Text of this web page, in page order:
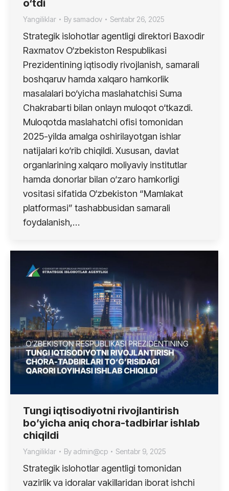
o‘tdi
Yangiliklar By samadov Sentabr 26, 2025
Strategik islohotlar agentligi direktori Baxodir
Raxmatov O‘zbekiston Respublikasi
Prezidentining iqtisodiy rivojlanish, samarali
boshqaruv hamda xalqaro hamkorlik
masalalari bo‘yicha maslahatchisi Suma
Chakrabarti bilan onlayn muloqot o‘tkazdi.
Muloqotda maslahatchi ofisi tomonidan
2025-yilda amalga oshirilayotgan ishlar
natijalari ko‘rib chiqildi. Xususan, davlat
organlarining xalqaro moliyaviy institutlar
hamda donorlar bilan o‘zaro hamkorligi
vositasi sifatida O‘zbekiston “Mamlakat
platformasi” tashabbusidan samarali
foydalanish,…
Tungi iqtisodiyotni rivojlantirish
bo’yicha aniq chora-tadbirlar ishlab
chiqildi
Yangiliklar By admin@cp Sentabr 9, 2025
Strategik islohotlar agentligi tomonidan
vazirlik va idoralar vakillaridan iborat ishchi